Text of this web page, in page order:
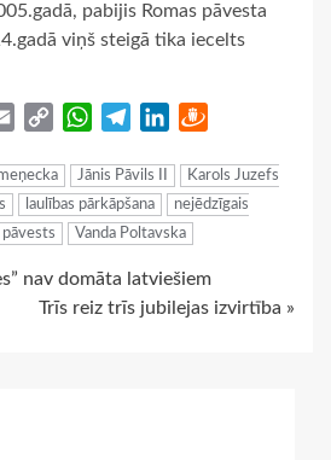
pabijis Romas pāvesta
viņš steigā tika iecelts
Email
Copy
WhatsApp
TelegramLinkedIn
Jānis Pāvils II
Karols Juzefs
laulības pārkāpšana
nejēdzīgais
pāvests Vanda Poltavska
nav domāta latviešiem
Trīs reiz trīs jubilejas izvirtība »